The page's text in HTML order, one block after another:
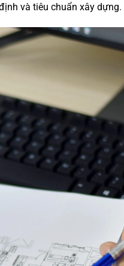
và tiêu chuẩn xây dựng.